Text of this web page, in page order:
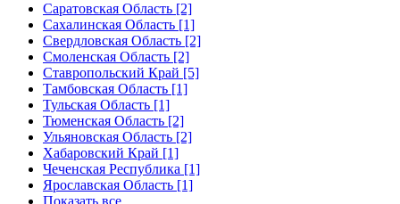
Саратовская Область [2]
Сахалинская Область [1]
Свердловская Область [2]
Смоленская Область [2]
Ставропольский Край [5]
Тамбовская Область [1]
Тульская Область [1]
Тюменская Область [2]
Ульяновская Область [2]
Хабаровский Край [1]
Чеченская Республика [1]
Ярославская Область [1]
Показать все